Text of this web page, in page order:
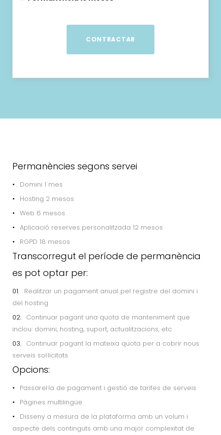
CONTRACTAR
Permanències segons servei
Domini 1 mes
Hosting 2 mesos
Web 6 mesos
Aplicació reserves personalitzada 12 mesos
RGPD 18 mesos
Transcorregut el període de permanència
es pot optar per:
Realitzar un pagament anual pel registre del domini i
del hosting
Continuar pagant una quota de manteniment que
inclou: domini, hosting, suport, actualitzacions, etc
Continuar pagant la mateixa quota per a cobrir nous
serveis sol·licitats
Opcions:
Passarel·la de pagament i gestió de tarifes de serveis
Pàgines multilingüe
Disseny a mesura de la plataforma amb un volum i
aspecte dels continguts amb una major complexitat de